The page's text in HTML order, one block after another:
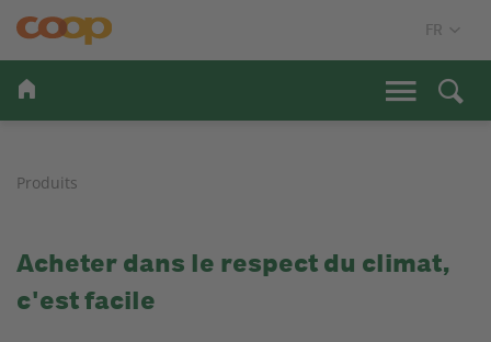
Produits
Acheter dans le respect du climat,
c'est facile